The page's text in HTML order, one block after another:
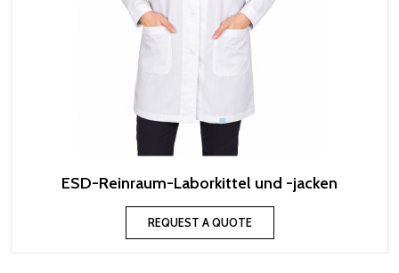
ESD-Reinraum-Laborkittel und -jacken
REQUEST A QUOTE